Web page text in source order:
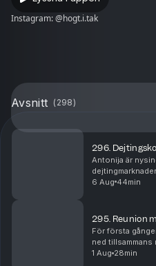
Instagram: @hogt.i.tak
Avsnitt ( 298)
296.
Antonija är
hon vara? Hur
6 Aug 44min
295. Reunion
För första
ned tillsammans
livet, löpningen,
1 Aug 28min